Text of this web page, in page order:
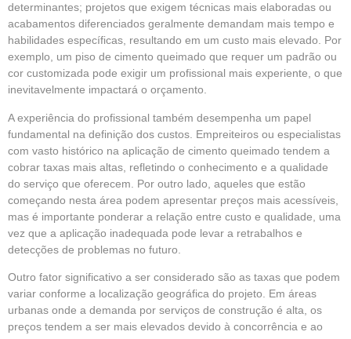
determinantes; projetos que exigem técnicas mais elaboradas ou
acabamentos diferenciados geralmente demandam mais tempo e
habilidades específicas, resultando em um custo mais elevado. Por
exemplo, um piso de cimento queimado que requer um padrão ou
cor customizada pode exigir um profissional mais experiente, o que
inevitavelmente impactará o orçamento.
A experiência do profissional também desempenha um papel
fundamental na definição dos custos. Empreiteiros ou especialistas
com vasto histórico na aplicação de cimento queimado tendem a
cobrar taxas mais altas, refletindo o conhecimento e a qualidade
do serviço que oferecem. Por outro lado, aqueles que estão
começando nesta área podem apresentar preços mais acessíveis,
mas é importante ponderar a relação entre custo e qualidade, uma
vez que a aplicação inadequada pode levar a retrabalhos e
detecções de problemas no futuro.
Outro fator significativo a ser considerado são as taxas que podem
variar conforme a localização geográfica do projeto. Em áreas
urbanas onde a demanda por serviços de construção é alta, os
preços tendem a ser mais elevados devido à concorrência e ao